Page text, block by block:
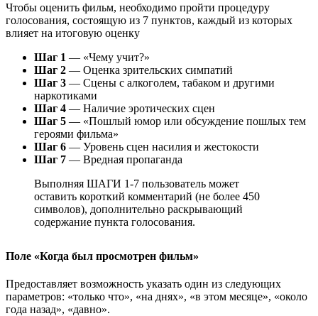
Чтобы оценить фильм, необходимо пройти процедуру
голосования, состоящую из 7 пунктов, каждый из которых
влияет на итоговую оценку
Шаг 1 — «Чему учит?»
Шаг 2 — Оценка зрительских симпатий
Шаг 3 — Сцены с алкоголем, табаком и другими
наркотиками
Шаг 4 — Наличие эротических сцен
Шаг 5 — «Пошлый юмор или обсуждение пошлых тем
героями фильма»
Шаг 6 — Уровень сцен насилия и жестокости
Шаг 7 — Вредная пропаганда
Выполняя ШАГИ 1-7 пользователь может
оставить короткий комментарий (не более 450
символов), дополнительно раскрывающий
содержание пункта голосования.
Поле «Когда был просмотрен фильм»
Предоставляет возможность указать один из следующих
параметров: «только что», «на днях», «в этом месяце», «около
года назад», «давно».